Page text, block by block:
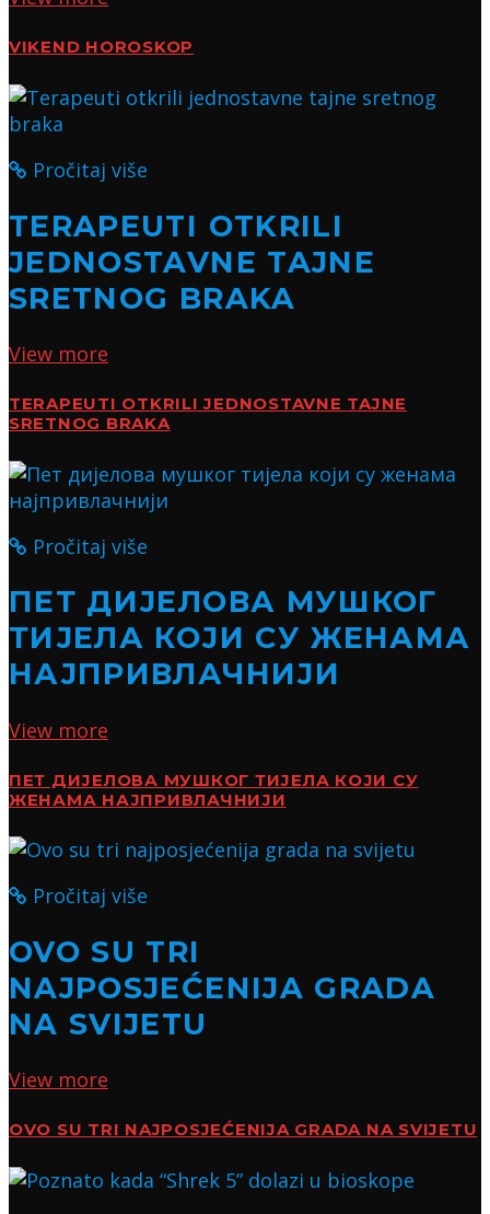
VIKEND HOROSKOP
Pročitaj više
TERAPEUTI OTKRILI
JEDNOSTAVNE TAJNE
SRETNOG BRAKA
View more
TERAPEUTI OTKRILI JEDNOSTAVNE TAJNE
SRETNOG BRAKA
Pročitaj više
ПЕТ ДИЈЕЛОВА МУШКОГ
ТИЈЕЛА КОЈИ СУ ЖЕНАМА
НАЈПРИВЛАЧНИЈИ
View more
ПЕТ ДИЈЕЛОВА МУШКОГ ТИЈЕЛА КОЈИ СУ
ЖЕНАМА НАЈПРИВЛАЧНИЈИ
Pročitaj više
OVO SU TRI
NAJPOSJEĆENIJA GRADA
NA SVIJETU
View more
OVO SU TRI NAJPOSJEĆENIJA GRADA NA SVIJETU